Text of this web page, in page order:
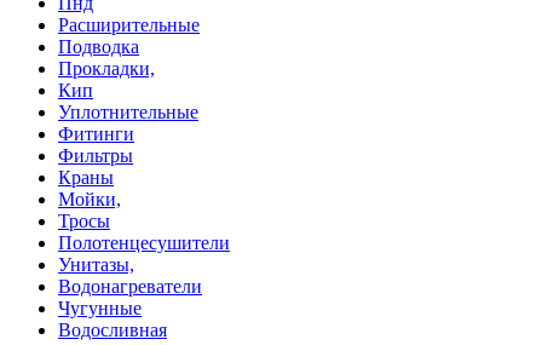
Расширительные
Подводка
Прокладки,
Кип
Уплотнительные
Фитинги
Фильтры
Краны
Мойки,
Тросы
Полотенцесушители
Унитазы,
Водонагреватели
Чугунные
Водосливная